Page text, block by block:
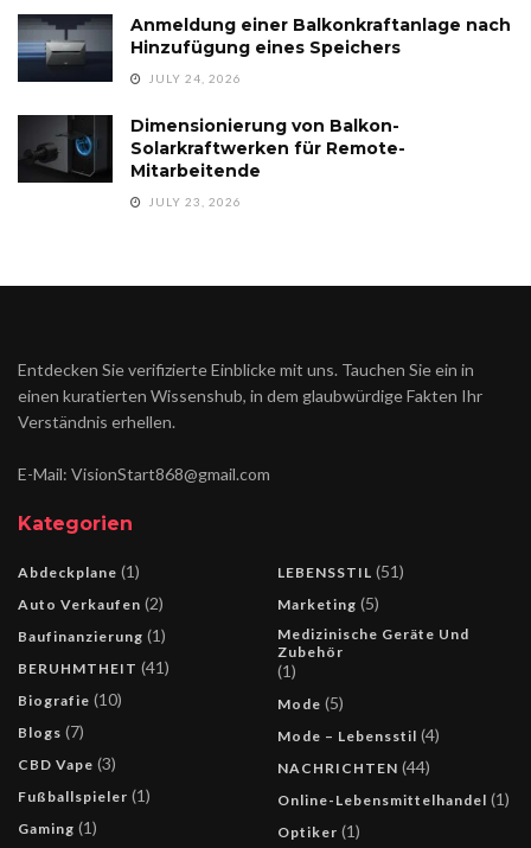
Anmeldung einer Balkonkraftanlage nach
Hinzufügung eines Speichers
JULY 24, 2026
Dimensionierung von Balkon-
Solarkraftwerken für Remote-
Mitarbeitende
JULY 23, 2026
Entdecken Sie verifizierte Einblicke mit uns. Tauchen Sie ein in
einen kuratierten Wissenshub, in dem glaubwürdige Fakten Ihr
Verständnis erhellen.
E-Mail: VisionStart868@gmail.com
Kategorien
Abdeckplane (1)
Auto Verkaufen (2)
Baufinanzierung (1)
BERUHMTHEIT (41)
Biografie (10)
Blogs (7)
CBD Vape (3)
Fußballspieler (1)
Gaming (1)
LEBENSSTIL (51)
Marketing (5)
Medizinische Geräte Und
Zubehör
(1)
Mode (5)
Mode – Lebensstil (4)
NACHRICHTEN (44)
Online-Lebensmittelhandel (1)
Optiker (1)